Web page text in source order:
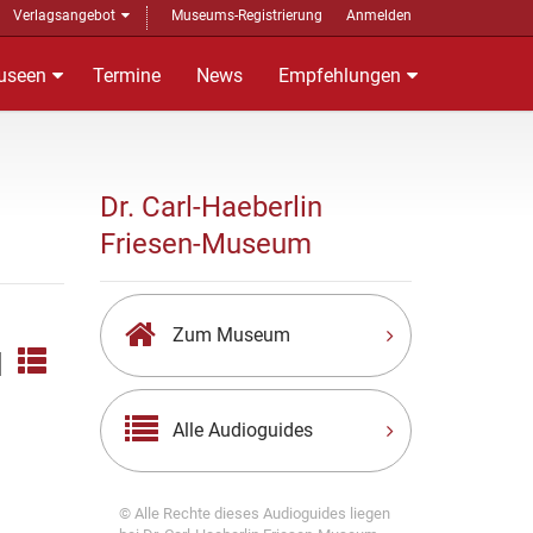
Verlagsangebot Museums-Registrierung Anmelden
Termine News Empfehlungen
|
Dr. Carl-Haeberlin
Friesen-Museum
Zum Museum
Alle Audioguides
© Alle Rechte dieses Audioguides liegen